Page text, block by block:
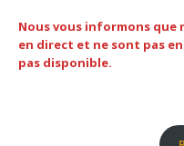
Nous vous informons que
en direct et ne sont pas
pas disponible.